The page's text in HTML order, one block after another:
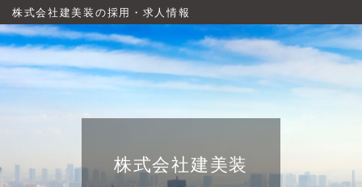
株式会社建美装の採用・求人情報
株式会社建美装